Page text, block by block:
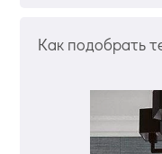
Как подобрать